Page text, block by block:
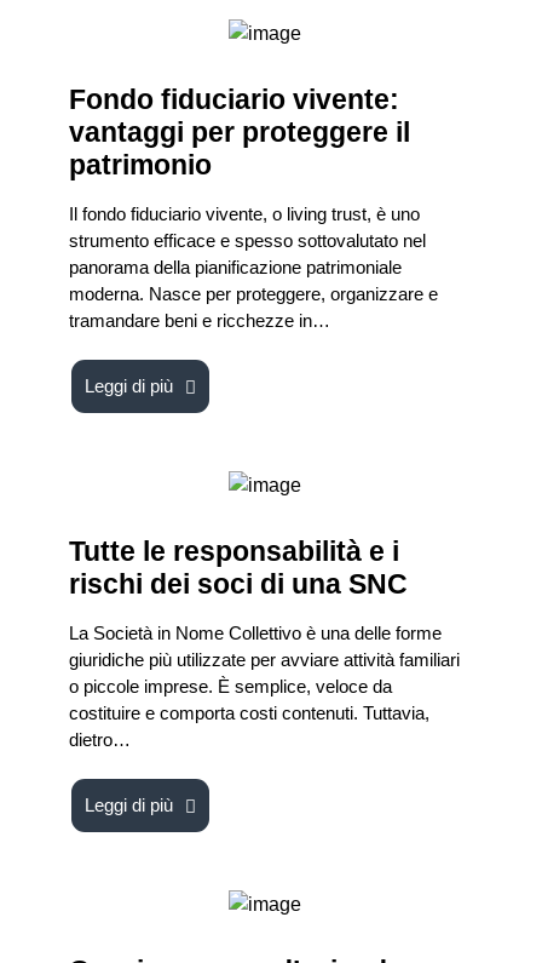
Fondo fiduciario vivente:
vantaggi per proteggere il
patrimonio
Il fondo fiduciario vivente, o living trust, è uno
strumento efficace e spesso sottovalutato nel
panorama della pianificazione patrimoniale
moderna. Nasce per proteggere, organizzare e
tramandare beni e ricchezze in…
Leggi di più
Tutte le responsabilità e i
rischi dei soci di una SNC
La Società in Nome Collettivo è una delle forme
giuridiche più utilizzate per avviare attività familiari
o piccole imprese. È semplice, veloce da
costituire e comporta costi contenuti. Tuttavia,
dietro…
Leggi di più